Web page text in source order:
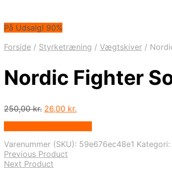
På Udsalg! 90%
Forside / Styrketræning / Vægtskiver /
Nordic Fighter
250,00kr. Den
250,00 kr..
26,00 kr.
26,00 kr..
Varenummer (SKU): 59e676ec48e1 Kategori:
Previous Product
Next Product